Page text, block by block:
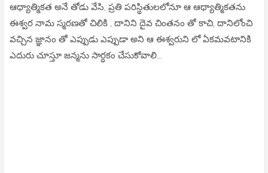
ఆధ్యాత్మికత అనే తోడు వేసి, ప్రతి పరిస్థితులలోనూ ఆ ఆధ్యాత్మికతను
ఈశ్వర నామ స్మరణతో చిలికి , దానిని దైవ చింతనం తో కాచి, దానిలోంచి
వచ్చిన జ్ఞానం తో ఎప్పుడు ఎప్పుడా అని ఆ ఈశ్వరుని లో ఏకమవటానికి
ఎదురు చూస్తూ జన్మను సార్ధకం చేసుకోవాలి...